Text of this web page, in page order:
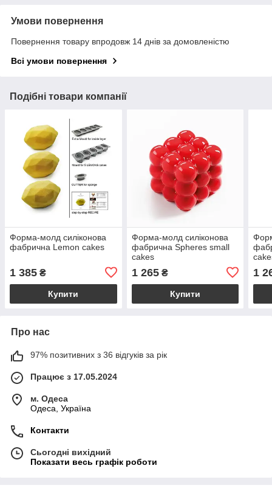
Умови повернення
Повернення товару впродовж 14 днів за домовленістю
Всі умови повернення
Подібні товари компанії
Форма-молд силіконова
фабрична Lemon cakes
1 385 ₴
Купити
Форма-молд силіконова
фабрична Spheres small
cakes
1 265₴
Купити
1
Про нас
97% позитивних з 36 відгуків за рік
Працює з 17.05.2024
м. Одеса
Одеса, Україна
Контакти
Сьогодні вихідний
Показати весь графік роботи